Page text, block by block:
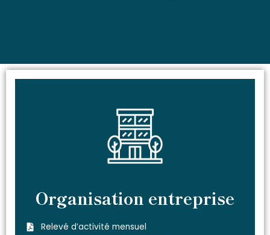
Organisation entreprise
Relevé d’activité mensuel